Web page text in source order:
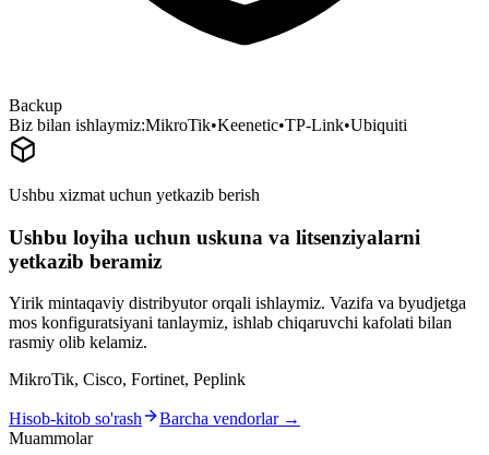
Backup
Biz bilan ishlaymiz:MikroTik•Keenetic•TP-Link•Ubiquiti
Ushbu xizmat uchun yetkazib berish
Ushbu loyiha uchun uskuna va litsenziyalarni
yetkazib beramiz
Yirik mintaqaviy distribyutor orqali ishlaymiz. Vazifa va byudjetga
mos konfiguratsiyani tanlaymiz, ishlab chiqaruvchi kafolati bilan
rasmiy olib kelamiz.
MikroTik, Cisco, Fortinet, Peplink
Hisob-kitob so'rash
Barcha vendorlar →
Muammolar